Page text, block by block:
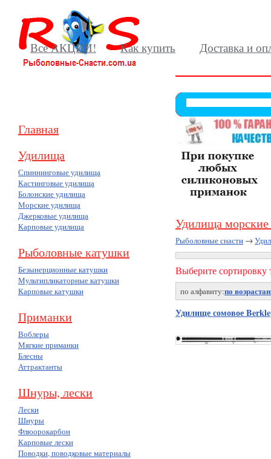
Все АКЦИИ! Как купить Доставка и
Главная
Удилища
Спиннинговые удилища
Кастинговые удилища
Болонские удилища
Морские удилища
Джерковые удилища
Карповые удилища
Рыболовные катушки
Безынерционные катушки
Мультипликаторные катушки
Карповые катушки
Приманки
Воблеры
Мягкие приманки
Блесны
Аттрактанты
Шнуры, лески
Лески
Шнуры
Флюорокарбон
Карповые лески
Поводки, поводковые материалы
Удилища
Рыболовные снасти →
Выберите сортировку
по алфавиту:по
Удилище сомовое